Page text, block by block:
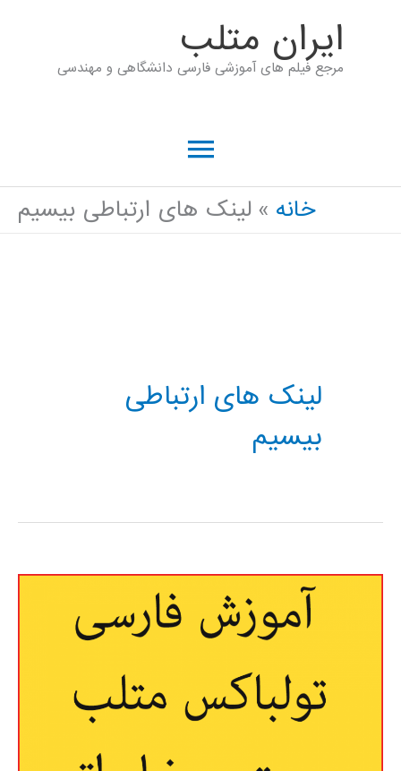
ايران متلب
مرجع فیلم های آموزشی فارسی دانشگاهی و مهندسی
فهرست
اصلی
خانه لینک های ارتباطی بیسیم
لینک های ارتباطی
بیسیم